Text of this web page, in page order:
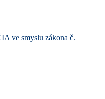
ve smyslu zákona č.